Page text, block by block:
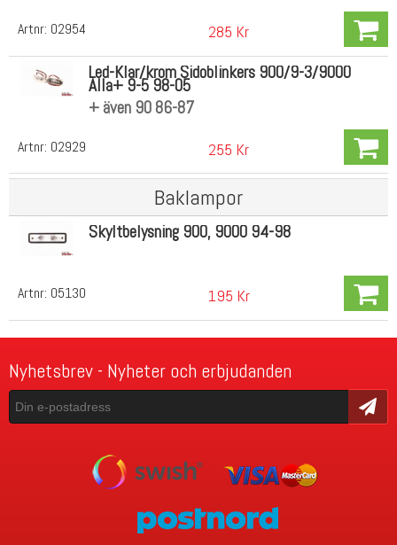
Artnr: 02954 285 Kr
Artnr: 02929
Led-Klar/krom Sidoblinkers 900/9-3/9000
Alla+ 9-5 98-05
+ även 90 86-87
255 Kr
Baklampor
Artnr: 05130
Skyltbelysning 900, 9000 94-98
195 Kr
Nyhetsbrev - Nyheter och erbjudanden
Skicka